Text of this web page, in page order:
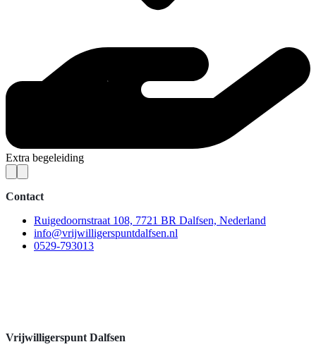
Extra begeleiding
Contact
Ruigedoornstraat 108, 7721 BR Dalfsen, Nederland
info@vrijwilligerspuntdalfsen.nl
0529-793013
Vrijwilligerspunt Dalfsen